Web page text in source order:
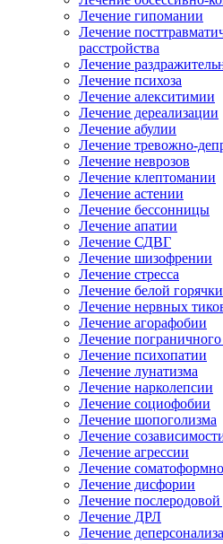
Лечение гипомании
Лечение
расстройства
Лечение
Лечение психоза
Лечение алекситимии
Лечение дереализации
Лечение абулии
Лечение тревожно-
Лечение неврозов
Лечение клептомании
Лечение астении
Лечение бессонницы
Лечение апатии
Лечение СДВГ
Лечение шизофрении
Лечение стресса
Лечение белой горячки
Лечение нервных
Лечение агорафобии
Лечение пограничного
Лечение психопатии
Лечение лунатизма
Лечение нарколепсии
Лечение социофобии
Лечение шопоголизма
Лечение
Лечение агрессии
Лечение
Лечение дисфории
Лечение послеродовой
Лечение ДРЛ
Лечение